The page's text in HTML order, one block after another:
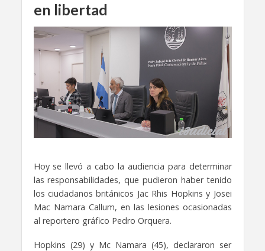
en libertad
Hoy se llevó a cabo la audiencia para determinar
las responsabilidades, que pudieron haber tenido
los ciudadanos británicos Jac Rhis Hopkins y Josei
Mac Namara Callum, en las lesiones ocasionadas
al reportero gráfico Pedro Orquera.
Hopkins (29) y Mc Namara (45), declararon ser